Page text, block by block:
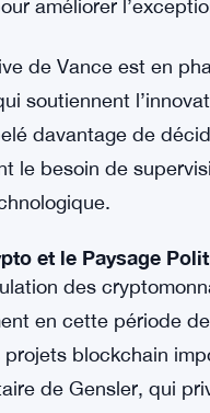
de Ripple
en faveur de la
remarques de Vance
économique aux
qui mettent en
de Vance est en
soutiennent
davantage de
le besoin de